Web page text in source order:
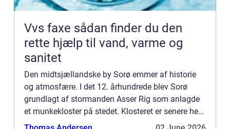
Vvs faxe sådan finder du den
rette hjælp til vand, varme og
sanitet
Den midtsjællandske by Sorø emmer af historie
og atmosfære. I det 12. århundrede blev Sorø
grundlagt af stormanden Asser Rig som anlagde
et munkekloster på stedet. Klosteret er senere hen
blevet til Sorø Akademis Skole, som er det lokale